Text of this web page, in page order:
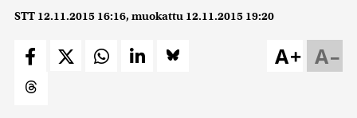
STT 12.11.2015 16:16, muokattu 12.11.2015 19:20
A–
A+